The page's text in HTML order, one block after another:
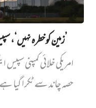
’زمین کو خطرہ نہیں‘،
حصہ چاند سے ٹکرا گیا ہے۔ فالکن 9